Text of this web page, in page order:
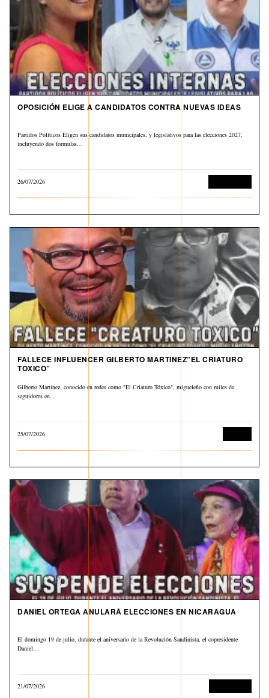
OPOSICIÓN ELIGE A CANDIDATOS CONTRA NUEVAS IDEAS
Partidos Políticos Eligen sus candidatos municipales, y legislativos para las elecciones 2027,
incluyendo dos formulas…
26/07/2026
FALLECE INFLUENCER GILBERTO MARTINEZ”EL CRIATURO
TOXICO”
Gilberto Martínez, conocido en redes como "El Criaturo Tóxico", migueleño con miles de
seguidores en…
25/07/2026
DANIEL ORTEGA ANULARÀ ELECCIONES EN NICARAGUA
El domingo 19 de julio, durante el aniversario de la Revolución Sandinista, el copresidente
Daniel…
21/07/2026